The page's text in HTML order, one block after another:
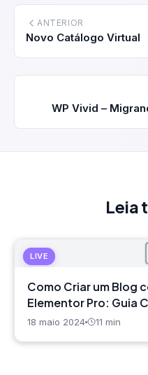
ANTERIOR
Novo Catálogo Virtual
WP Vivid –
Leia
LIVE
Como Criar um Blog
Elementor Pro: Guia
18 maio 2024 11 min